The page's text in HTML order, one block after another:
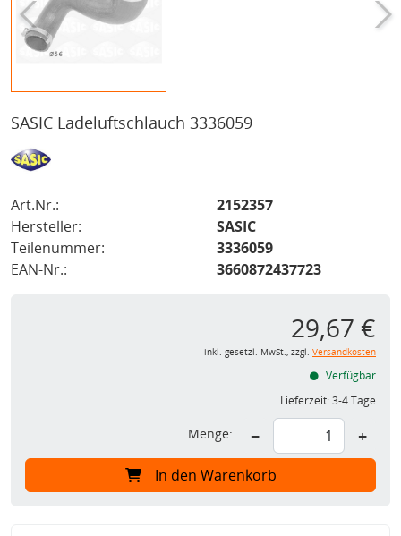
SASIC Ladeluftschlauch 3336059
Art.Nr.:
2152357
Hersteller:
SASIC
Teilenummer:
3336059
EAN-Nr.:
3660872437723
29,67 €
inkl. gesetzl. MwSt., zzgl. Versandkosten
Verfügbar
Lieferzeit:3-4 Tage
Menge: − +
In den Warenkorb